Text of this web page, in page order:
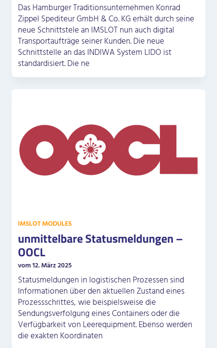
Das Hamburger Traditionsunternehmen Konrad
Zippel Spediteur GmbH & Co. KG erhält durch seine
neue Schnittstele an IMSLOT nun auch digital
Transportaufträge seiner Kunden. Die neue
Schnittstelle an das INDIWA System LIDO ist
standardisiert. Die ne
IMSLOT MODULES
unmittelbare Statusmeldungen –
OOCL
vom 12. März 2025
Statusmeldungen in logistischen Prozessen sind
Informationen über den aktuellen Zustand eines
Prozessschrittes, wie beispielsweise die
Sendungsverfolgung eines Containers oder die
Verfügbarkeit von Leerequipment. Ebenso werden
die exakten Koordinaten